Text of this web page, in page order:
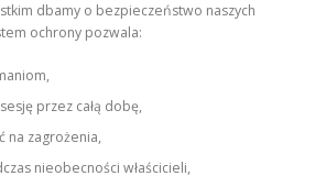
dbamy o bezpieczeństwo naszych
ochrony pozwala:
przez całą dobę,
na zagrożenia,
nieobecności właścicieli,